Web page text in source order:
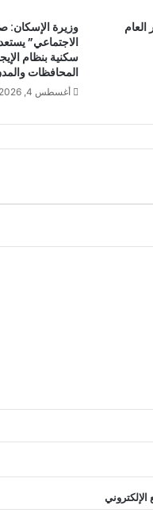
العام
وزيرة الإسكان:
سكنية بنظام
المحافظات
أغسطس 4, 2026
الإلكتروني